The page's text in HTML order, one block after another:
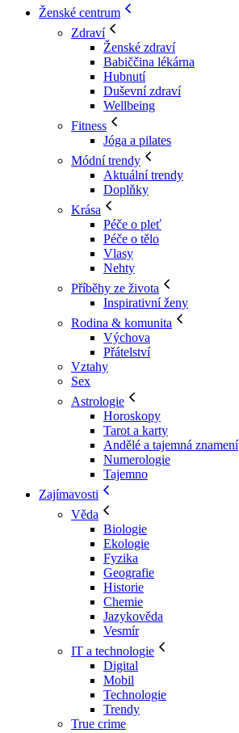
Ženské centrum
Zdraví
Ženské zdraví
Babiččina lékárna
Hubnutí
Duševní zdraví
Wellbeing
Fitness
Jóga a pilates
Módní trendy
Aktuální trendy
Doplňky
Krása
Péče o pleť
Péče o tělo
Vlasy
Nehty
Příběhy ze života
Inspirativní ženy
Rodina & komunita
Výchova
Přátelství
Vztahy
Sex
Astrologie
Horoskopy
Tarot a karty
Andělé a tajemná znamení
Numerologie
Tajemno
Zajímavosti
Věda
Biologie
Ekologie
Fyzika
Geografie
Historie
Chemie
Jazykověda
Vesmír
IT a technologie
Digital
Mobil
Technologie
Trendy
True crime